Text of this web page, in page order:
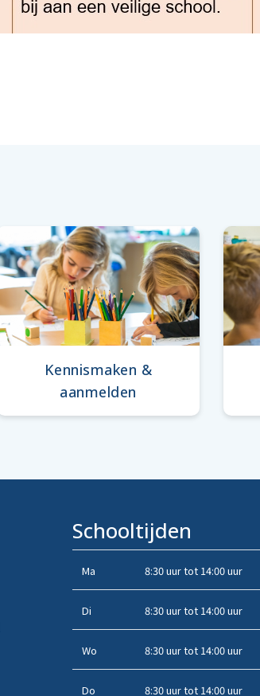
Kennismaken &
aanmelden
Schooltijden
Ma 8:30 uur tot 14:00 uur
Di 8:30 uur tot 14:00 uur
Wo 8:30 uur tot 14:00 uur
Do 8:30 uur tot 14:00 uur